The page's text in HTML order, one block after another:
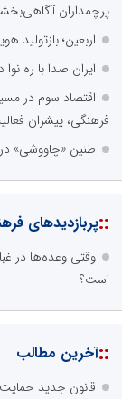
پرچمداران
اربعین؛
ایران صدا با ره
اقتصاد سوم در
فرهنگی، پیشران
طنین «چاووشی» در
::پربازدیدهای
وقتی وعده‌ها در
است؟
::آخرین مطالب
قانون جدید